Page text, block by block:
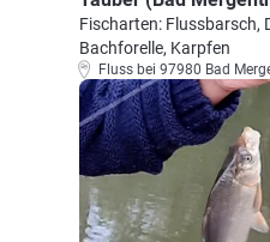
Fischarten: Flussbarsch,
Bachforelle, Karpfen
Fluss bei 97980 Bad